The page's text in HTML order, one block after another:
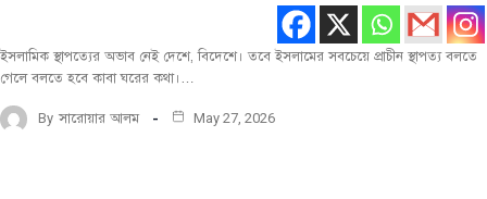
ইসলামিক স্থাপত্যের অভাব নেই দেশে, বিদেশে। তবে ইসলামের সবচেয়ে প্রাচীন স্থাপত্য বলতে
গেলে বলতে হবে কাবা ঘরের কথা।…
By সারোয়ার আলম May 27, 2026